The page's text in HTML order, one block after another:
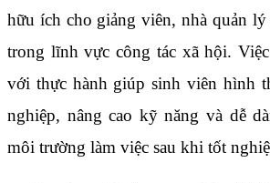
hữu ích cho giảng viên, nhà quản lý
trong lĩnh vực công tác xã hội.
với thực hành giúp sinh viên hình
nghiệp, nâng cao kỹ năng và dễ
môi trường làm việc sau khi tốt